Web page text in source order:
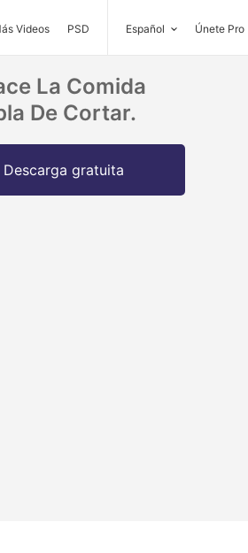
Videos PSD Español Únete Pro
La Comida
De Cortar.
Descarga gratuita